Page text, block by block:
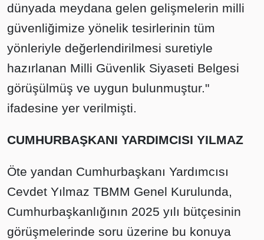
dünyada meydana gelen gelişmelerin milli
güvenliğimize yönelik tesirlerinin tüm
yönleriyle değerlendirilmesi suretiyle
hazırlanan Milli Güvenlik Siyaseti Belgesi
görüşülmüş ve uygun bulunmuştur."
ifadesine yer verilmişti.
CUMHURBAŞKANI YARDIMCISI YILMAZ
Öte yandan Cumhurbaşkanı Yardımcısı
Cevdet Yılmaz TBMM Genel Kurulunda,
Cumhurbaşkanlığının 2025 yılı bütçesinin
görüşmelerinde soru üzerine bu konuya